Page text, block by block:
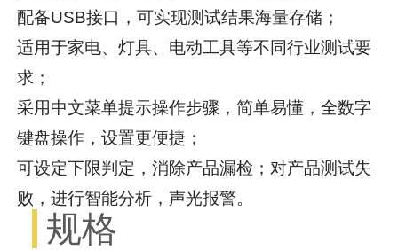
配备USB接口，可实现测试结果海量存储；
适用于家电、灯具、电动工具等不同行业测试要
求；
采用中文菜单提示操作步骤，简单易懂，全数字
键盘操作，设置更便捷；
可设定下限判定，消除产品漏检；对产品测试失
败，进行智能分析，声光报警。
规格